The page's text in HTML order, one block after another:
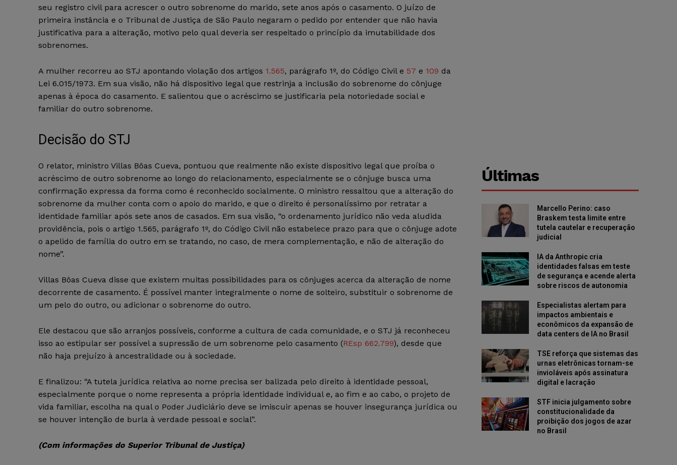
seu registro civil para acrescer o outro sobrenome do marido, sete anos após o casamento. O juízo de
primeira instância e o Tribunal de Justiça de São Paulo negaram o pedido por entender que não havia
justificativa para a alteração, motivo pelo qual deveria ser respeitado o princípio da imutabilidade dos
sobrenomes.
A mulher recorreu ao STJ apontando violação dos artigos 1.565, parágrafo 1º, do Código Civil e 57 e 109 da
Lei 6.015/1973. Em sua visão, não há dispositivo legal que restrinja a inclusão do sobrenome do cônjuge
apenas à época do casamento. E salientou que o acréscimo se justificaria pela notoriedade social e
familiar do outro sobrenome.
Decisão do STJ
O relator, ministro Villas Bôas Cueva, pontuou que realmente não existe dispositivo legal que proíba o
acréscimo de outro sobrenome ao longo do relacionamento, especialmente se o cônjuge busca uma
confirmação expressa da forma como é reconhecido socialmente. O ministro ressaltou que a alteração do
sobrenome da mulher conta com o apoio do marido, e que o direito é personalíssimo por retratar a
identidade familiar após sete anos de casados. Em sua visão, “o ordenamento jurídico não veda aludida
providência, pois o artigo 1.565, parágrafo 1º, do Código Civil não estabelece prazo para que o cônjuge adote
o apelido de família do outro em se tratando, no caso, de mera complementação, e não de alteração do
nome”.
Villas Bôas Cueva disse que existem muitas possibilidades para os cônjuges acerca da alteração de nome
decorrente de casamento. É possível manter integralmente o nome de solteiro, substituir o sobrenome de
um pelo do outro, ou adicionar o sobrenome do outro.
Ele destacou que são arranjos possíveis, conforme a cultura de cada comunidade, e o STJ já reconheceu
isso ao estipular ser possível a supressão de um sobrenome pelo casamento (REsp 662.799), desde que
não haja prejuízo à ancestralidade ou à sociedade.
E finalizou: “A tutela jurídica relativa ao nome precisa ser balizada pelo direito à identidade pessoal,
especialmente porque o nome representa a própria identidade individual e, ao fim e ao cabo, o projeto de
vida familiar, escolha na qual o Poder Judiciário deve se imiscuir apenas se houver insegurança jurídica ou
se houver intenção de burla à verdade pessoal e social”.
(Com informações do Superior Tribunal de Justiça)
Últimas
Marcello Perino: caso
Braskem testa limite entre
tutela cautelar e recuperação
judicial
IA da Anthropic cria
identidades falsas em teste
de segurança e acende alerta
sobre riscos de autonomia
Especialistas alertam para
impactos ambientais e
econômicos da expansão de
data centers de IA no Brasil
TSE reforça que sistemas das
urnas eletrônicas tornam-se
invioláveis após assinatura
digital e lacração
STF inicia julgamento sobre
constitucionalidade da
proibição dos jogos de azar
no Brasil